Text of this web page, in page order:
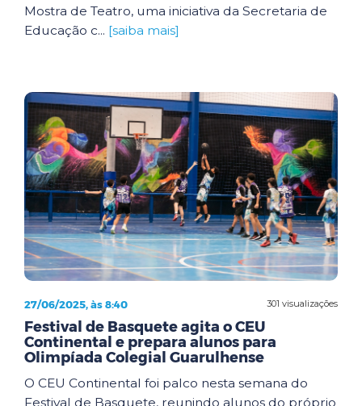
Mostra de Teatro, uma iniciativa da Secretaria de
Educação c... [saiba mais]
301 visualizações
27/06/2025, às 8:40
Festival de Basquete agita o CEU
Continental e prepara alunos para
Olimpíada Colegial Guarulhense
O CEU Continental foi palco nesta semana do
Festival de Basquete, reunindo alunos do próprio